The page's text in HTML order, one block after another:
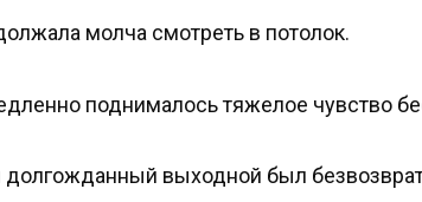
молча смотреть в потолок.
поднималось тяжелое чувство
выходной был